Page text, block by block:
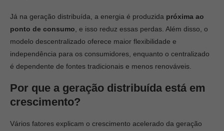
Já na geração distribuída, a energia é produzida próxima ao
ponto de consumo , e isso reduz essas perdas. Além disso, o
modelo descentralizado oferece maior flexibilidade e
independência para os consumidores, enquanto o centralizado
é dependente de fontes tradicionais e menos renováveis.
Por que a geração distribuída está em
crescimento?
Vários fatores explicam o crescimento acelerado da geração